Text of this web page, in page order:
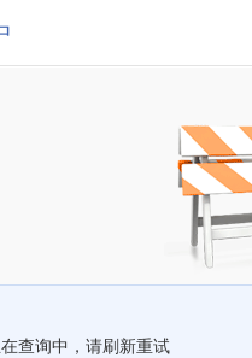
查询中，请刷新重试